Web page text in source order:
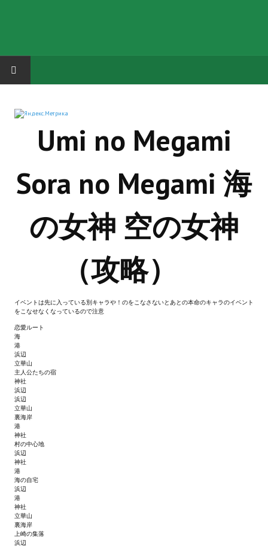
ГРУППА "КАРЛ ВЕЛИКИЙ"
Русская биржа
Aliens vs Predator 2 (Русские субтитры)
Dungeon Siege 2 Legendary Mod (Русские субтитры)
Моды группы
Теневой кардинал для Скайрима
Kitana HGEC
Apella CBBE SSE BodySlide (with Physics)
Apella 2.0 CBBE SSE BodySlide (with Physics)
Kitana CBBE SSE BodySlide (with Physics)
SB Corset Armor CBBE SSE BodySlide (with Physics)
Wedding Wear CBBE SSE BodySlide (with Physics)
Umi no Megami
Sora no Megami 海
の女神 空の女神
（攻略）
イベントは先に入っている別キャラや！のをこなさないとあとの本命のキャラのイベント
をこなせなくなっているので注意
恋愛ルート
海
港
浜辺
立華山
主人公たちの宿
神社
浜辺
浜辺
立華山
裏海岸
港
神社
村の中心地
浜辺
神社
港
海の自宅
浜辺
港
神社
立華山
裏海岸
上崎の集落
浜辺